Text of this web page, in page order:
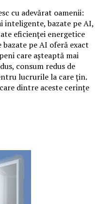
cu adevărat oamenii:
inteligente, bazate pe AI,
eficienței energetice
bazate pe AI oferă exact
care așteaptă mai
consum redus de
lucrurile la care țin.
dintre aceste cerințe